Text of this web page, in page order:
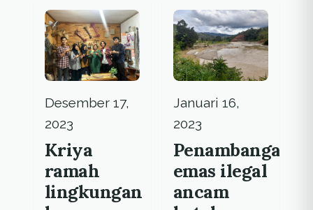
sumur yang terus
menyemburkan gas
Desember 17,
2023
Kriya
ramah
lingkungan
Januari 16,
2023
Penambangan
emas ilegal
ancam